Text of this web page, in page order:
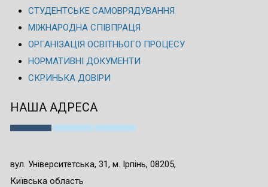
СТУДЕНТСЬКЕ САМОВРЯДУВАННЯ
МІЖНАРОДНА СПІВПРАЦЯ
ОРГАНІЗАЦІЯ ОСВІТНЬОГО ПРОЦЕСУ
НОРМАТИВНІ ДОКУМЕНТИ
СКРИНЬКА ДОВІРИ
НАША АДРЕСА
вул. Університетська, 31, м. Ірпінь, 08205,
Київська область